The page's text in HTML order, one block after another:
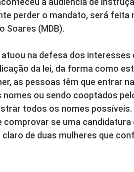
perder o mandato, será feita
Soares (MDB).
na defesa dos interesses
da lei, da forma como
as pessoas têm que entrar
nomes ou sendo cooptados
todos os nomes
se uma candidatura
de duas mulheres que